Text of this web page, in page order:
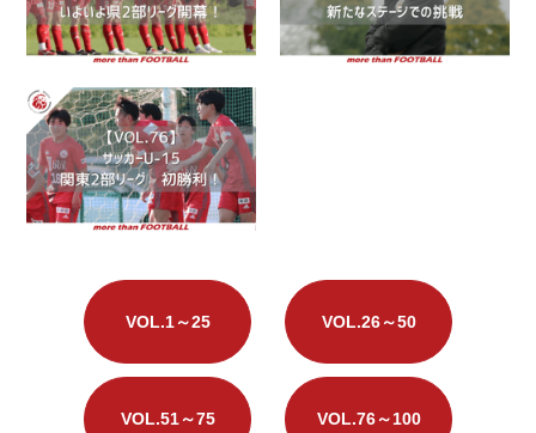
ﾎｰﾑﾀｳﾝ活動
ﾌｯﾄｻﾙ施設
VOL.1～25 VOL.26～50
VOL.51～75 VOL.76～100